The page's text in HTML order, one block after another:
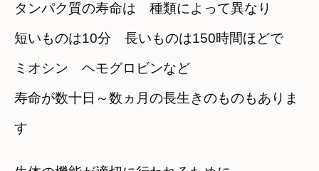
タンパク質の寿命は 種類によって異なり
短いものは10分 長いものは150時間ほどで
ミオシン ヘモグロビンなど
寿命が数十日～数ヵ月の長生きのものもありま
す